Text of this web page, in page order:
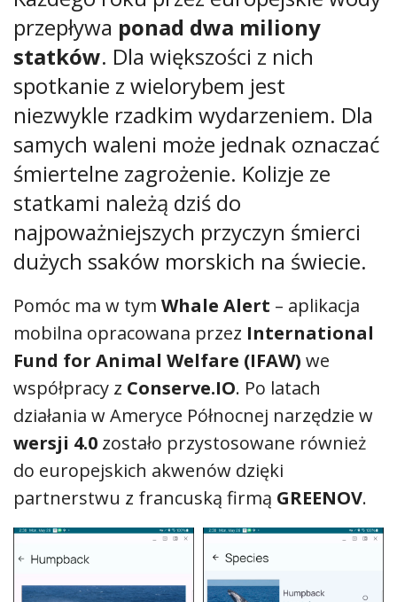
przepływa ponad dwa miliony
statków. Dla większości z nich
spotkanie z wielorybem jest
niezwykle rzadkim wydarzeniem. Dla
samych waleni może jednak oznaczać
śmiertelne zagrożenie. Kolizje ze
statkami należą dziś do
najpoważniejszych przyczyn śmierci
dużych ssaków morskich na świecie.
Pomóc ma w tym Whale Alert – aplikacja
mobilna opracowana przez International
Fund for Animal Welfare (IFAW) we
współpracy z Conserve.IO. Po latach
działania w Ameryce Północnej narzędzie w
wersji 4.0 zostało przystosowane również
do europejskich akwenów dzięki
partnerstwu z francuską firmą GREENOV.